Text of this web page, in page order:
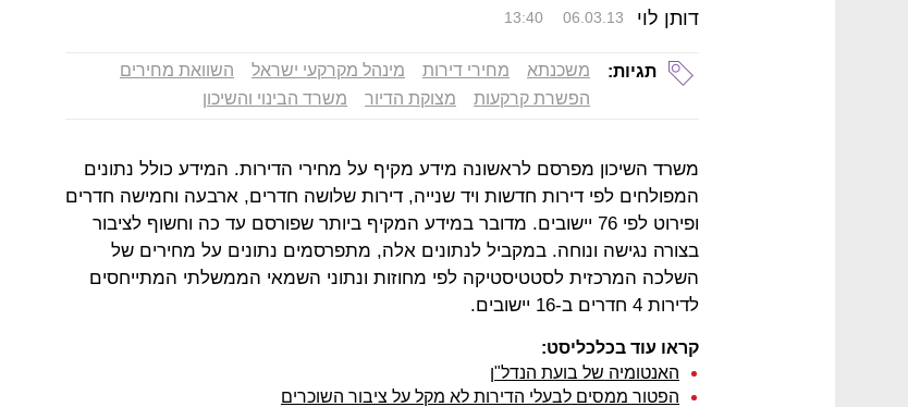
דותן לוי 13:40 06.03.13
תגיות: משכנתא מחירי דירות מינהל מקרקעי ישראל
השוואת מחירים
הפשרת קרקעות
מצוקת הדיור משרד הבינוי והשיכון
משרד השיכון מפרסם לראשונה מידע מקיף על מחירי הדירות. המידע כולל נתונים
המפולחים לפי דירות חדשות ויד שנייה, דירות שלושה חדרים, ארבעה וחמישה חדרים
ופירוט לפי 76 יישובים. מדובר במידע המקיף ביותר שפורסם עד כה וחשוף לציבור
בצורה נגישה ונוחה. במקביל לנתונים אלה, מתפרסמים נתונים על מחירים של
השלכה המרכזית לסטטיסטיקה לפי מחוזות ונתוני השמאי הממשלתי המתייחסים
לדירות 4 חדרים ב-16 יישובים.
קראו עוד בכלכליסט:
האנטומיה של בועת הנדל"ן
הפטור ממסים לבעלי הדירות לא מקל על ציבור השוכרים